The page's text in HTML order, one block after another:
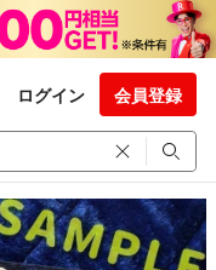
ログイン 会員登録